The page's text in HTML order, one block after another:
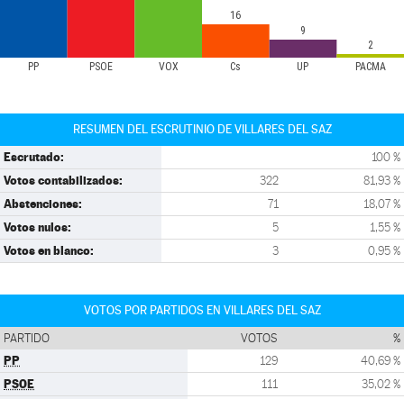
PP PSOE VOX Cs UP PACMA
16
9
2
RESUMEN DEL ESCRUTINIO DE VILLARES DEL SAZ
Escrutado: 100 %
Votos contabilizados: 322 81,93 %
Abstenciones: 71 18,07 %
Votos nulos: 5 1,55 %
Votos en blanco: 3 0,95 %
VOTOS POR PARTIDOS EN VILLARES DEL SAZ
PARTIDO VOTOS %
PP 129 40,69 %
PSOE 111 35,02 %